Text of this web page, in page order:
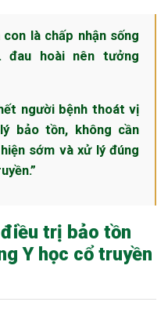
con là chấp nhận sống
đau hoài nên tưởng
người bệnh thoát vị
bảo tồn, không cần
sớm và xử lý đúng
trị bảo tồn
Y học cổ truyền